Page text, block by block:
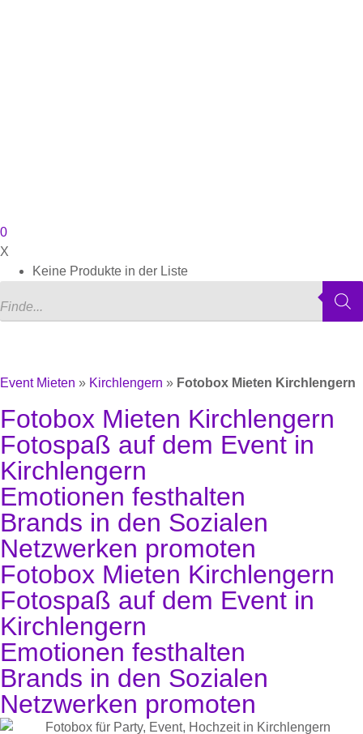
0
X
Keine Produkte in der Liste
Event Mieten » Kirchlengern » Fotobox Mieten Kirchlengern
Fotobox Mieten Kirchlengern
Fotospaß auf dem Event in
Kirchlengern
Emotionen festhalten
Brands in den Sozialen
Netzwerken promoten
Fotobox Mieten Kirchlengern
Fotospaß auf dem Event in
Kirchlengern
Emotionen festhalten
Brands in den Sozialen
Netzwerken promoten